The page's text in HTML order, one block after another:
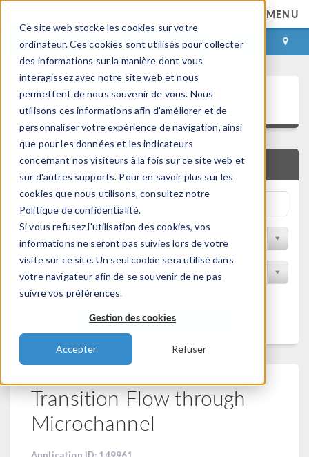
Ce site web stocke les cookies sur votre
ordinateur. Ces cookies sont utilisés pour collecter
des informations sur la manière dont vous
interagissez avec notre site web et nous
permettent de nous souvenir de vous. Nous
utilisons ces informations afin d'améliorer et de
personnaliser votre expérience de navigation, ainsi
que pour les données et les indicateurs
concernant nos visiteurs à la fois sur ce site web et
sur d'autres supports. Pour en savoir plus sur les
cookies que nous utilisons, consultez notre
Politique de confidentialité.
Si vous refusez l'utilisation des cookies, vos
informations ne seront pas suivies lors de votre
visite sur ce site. Un seul cookie sera utilisé dans
votre navigateur afin de se souvenir de ne pas
suivre vos préférences.
Gestion des cookies
Accepter Refuser
MENU
CONNEXION CONTACT
Bibliothèque d'Applications
RECHERCHE RAPIDE
Trier par Discipline
Filtrer par produit
Filtrer
Transition Flow through
Microchannel